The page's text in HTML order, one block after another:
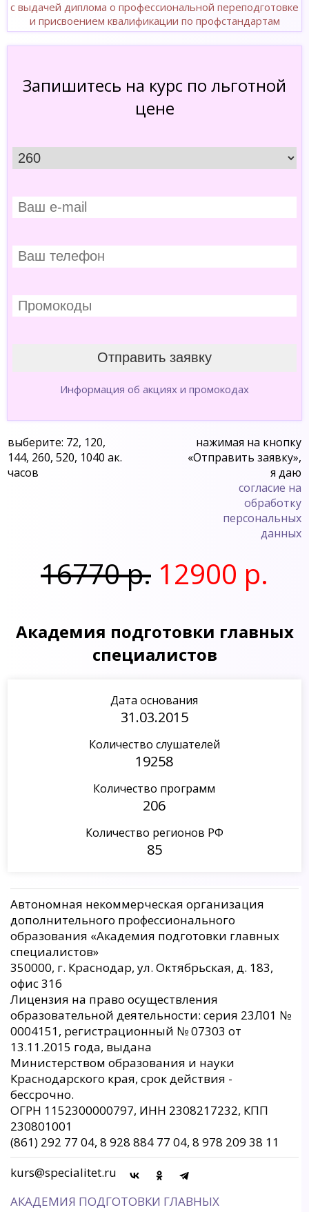
с выдачей диплома о профессиональной переподготовке
и присвоением квалификации по профстандартам
Запишитесь на курс по льготной
цене
Информация об акциях и промокодах
выберите: 72, 120,
144, 260, 520, 1040 ак.
часов
нажимая на кнопку
«Отправить заявку»,
я даю
согласие на
обработку
персональных
данных
16770 р. 12900 р.
Академия подготовки главных
специалистов
Дата основания
31.03.2015
Количество слушателей
19258
Количество программ
206
Количество регионов РФ
85
Автономная некоммерческая организация
дополнительного профессионального
образования «Академия подготовки главных
специалистов»
350000, г. Краснодар, ул. Октябрьская, д. 183,
офис 316
Лицензия на право осуществления
образовательной деятельности: серия 23Л01 №
0004151, регистрационный № 07303 от
13.11.2015 года, выдана
Министерством образования и науки
Краснодарского края, срок действия -
бессрочно.
ОГРН 1152300000797, ИНН 2308217232, КПП
230801001
(861) 292 77 04, 8 928 884 77 04, 8 978 209 38 11
kurs@specialitet.ru
АКАДЕМИЯ ПОДГОТОВКИ ГЛАВНЫХ